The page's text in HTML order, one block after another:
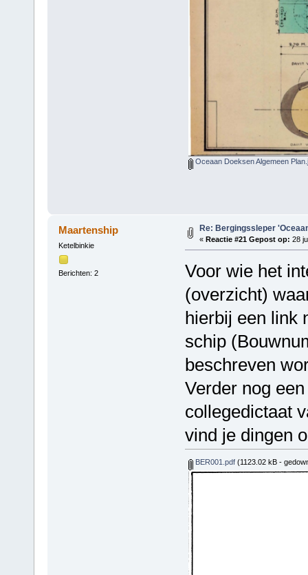
Oceaan Doeksen Algemeen
Maartenship
Ketelbinkie
Berichten: 2
Re: Bergingssleper
« Reactie #21 Gepost op: 28
Voor wie het
(overzicht)
hierbij een link
schip
beschreven
Verder nog
collegedictaat
vind je dingen
BER001.pdf(1123.02 kB -